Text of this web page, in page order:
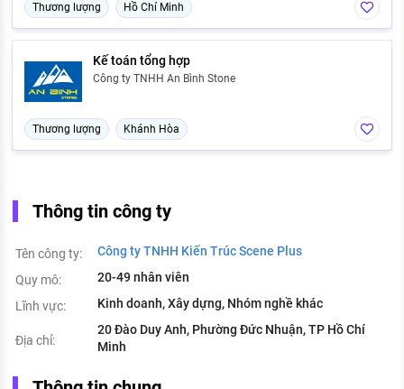
Thương lượng Hồ Chí Minh
Kế toán tổng hợp
Công ty TNHH An Bình Stone
Thương lượng Khánh Hòa
Thông tin công ty
Tên công ty:
Công ty TNHH Kiến Trúc Scene Plus
Quy mô:
20-49 nhân viên
Lĩnh vực:
Kinh doanh, Xây dựng, Nhóm nghề khác
Địa chỉ:
20 Đào Duy Anh, Phường Đức Nhuận, TP Hồ Chí
Minh